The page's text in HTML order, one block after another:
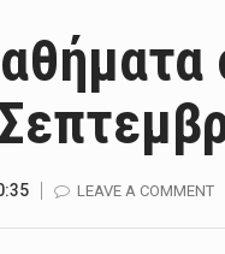
LEAVE A COMMENT